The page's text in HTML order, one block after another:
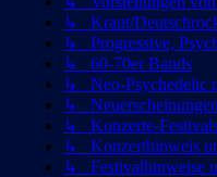
↳ Kraut/
↳ Progressive,
↳ 60-70er Bands
↳ Neo-Psychedelic
↳
↳ Konzerte-
↳ Konzerthinweis
↳ Festivalhinweise